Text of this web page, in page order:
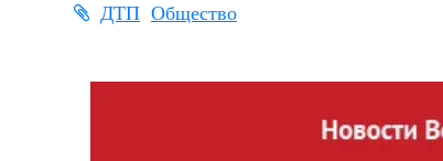
ДТП Общество